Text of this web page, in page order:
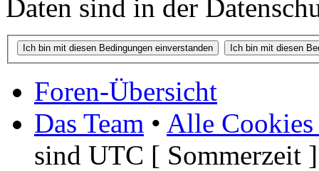
Daten sind in der
Foren-Übersicht
Das Team • Alle Cookies
sind UTC [ Sommerzeit ]